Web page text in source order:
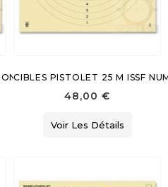
NUMEROTEES
CIBLES PISTOLET 25 M ISSF
48,00 €
Voir Les Détails